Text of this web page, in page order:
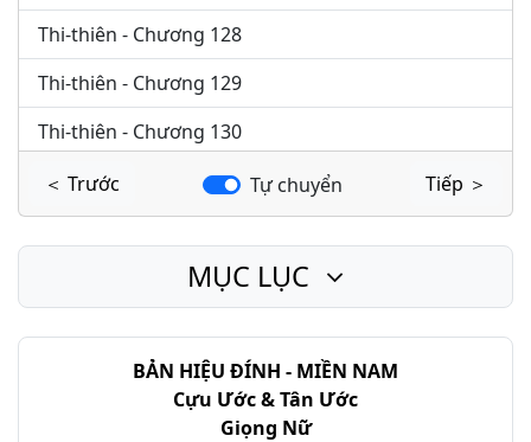
Thi-thiên - Chương 128
Thi-thiên - Chương 129
Thi-thiên - Chương 130
Thi-thiên - Chương 131
Thi-thiên - Chương 133
Thi-thiên - Chương 135
Thi-thiên - Chương 136
＜ Trước Tự chuyển Tiếp ＞
BẢN HIỆU ĐÍNH - MIỀN NAM
Cựu Ước & Tân Ước
Giọng Nữ
MỤC LỤC